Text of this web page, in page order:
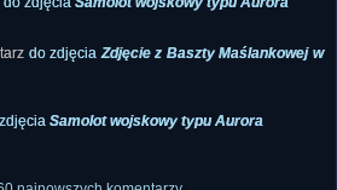
do zdjęcia
Samolot wojskowy typu Aurora
do zdjęcia
Zdjęcie z Baszty Maślankowej w
zdjęcia
Samolot wojskowy typu Aurora